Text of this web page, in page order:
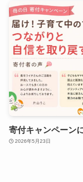
寄付キャンペーン
2026年5月23日